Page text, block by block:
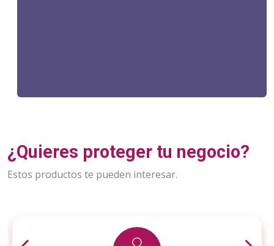
¿Quieres proteger tu negocio?
Estos productos te pueden interesar.